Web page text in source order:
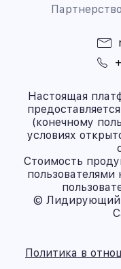
Партнерство
Настоящая
(конечному
условиях
Стоимость
© Лидирующий
Политика в